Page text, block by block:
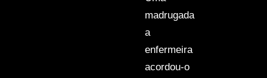
madrugada
a
enfermeira
acordou-o